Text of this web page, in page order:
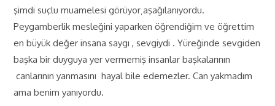
şimdi suçlu muamelesi görüyor¸aşağılanıyordu.
Peygamberlik mesleğini yaparken öğrendiğim ve öğrettim
en büyük değer insana saygı , sevgiydi . Yüreğinde sevgiden
başka bir duyguya yer vermemiş insanlar başkalarının
canlarının yanmasını hayal bile edemezler. Can yakmadım
ama benim yanıyordu.